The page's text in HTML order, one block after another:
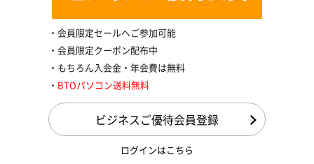
会員限定セールへご参加可能
会員限定クーポン配布中
もちろん入会金・年会費は無料
BTOパソコン送料無料
ビジネスご優待会員登録
ログインはこちら